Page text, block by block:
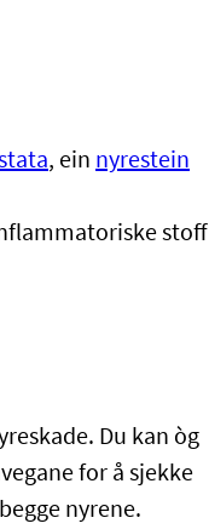
, ein nyrestein
stoff
Du kan òg
for å sjekke
nyrene.